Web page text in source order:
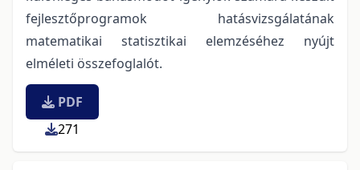
fejlesztőprogramok hatásvizsgálatának
matematikai statisztikai elemzéséhez nyújt
elméleti összefoglalót.
PDF
271